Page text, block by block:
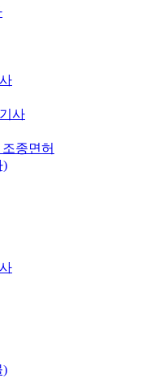
사
종면허
)
)